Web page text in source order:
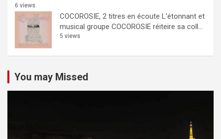
6 views
COCOROSIE, 2 titres en écoute L'étonnant et
musical groupe COCOROSIE réiteire sa coll...
5 views
You may Missed